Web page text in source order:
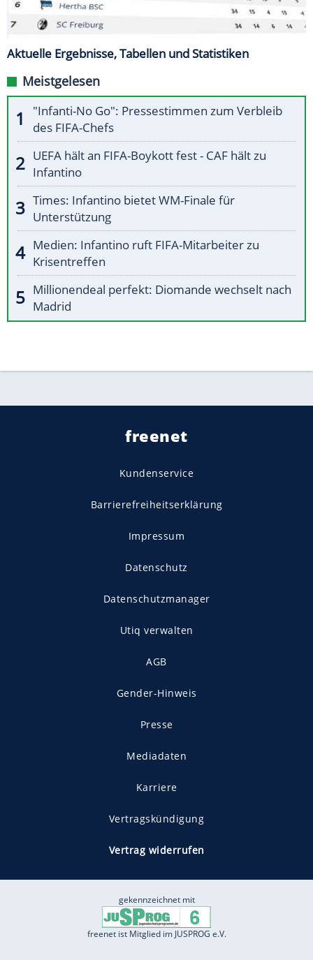
Aktuelle Ergebnisse, Tabellen und Statistiken
Meistgelesen
"Infanti-No Go": Pressestimmen zum Verbleib
des FIFA-Chefs
UEFA hält an FIFA-Boykott fest - CAF hält zu
Infantino
Times: Infantino bietet WM-Finale für
Unterstützung
Medien: Infantino ruft FIFA-Mitarbeiter zu
Krisentreffen
Millionendeal perfekt: Diomande wechselt nach
Madrid
freenet
Kundenservice
Barrierefreiheitserklärung
Impressum
Datenschutz
Datenschutzmanager
Utiq verwalten
AGB
Gender-Hinweis
Presse
Mediadaten
Karriere
Vertragskündigung
Vertrag widerrufen
gekennzeichnet mit
freenet ist Mitglied im JUSPROG e.V.